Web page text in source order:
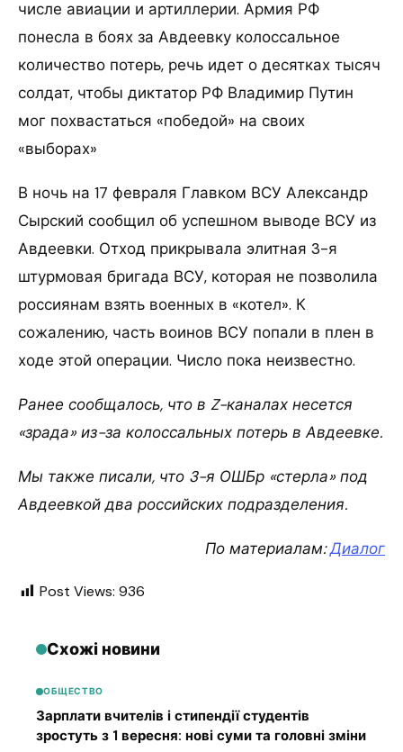
числе авиации и артиллерии. Армия РФ
понесла в боях за Авдеевку колоссальное
количество потерь, речь идет о десятках тысяч
солдат, чтобы диктатор РФ Владимир Путин
мог похвастаться «победой» на своих
«выборах»
В ночь на 17 февраля Главком ВСУ Александр
Сырский сообщил об успешном выводе ВСУ из
Авдеевки. Отход прикрывала элитная 3-я
штурмовая бригада ВСУ, которая не позволила
россиянам взять военных в «котел». К
сожалению, часть воинов ВСУ попали в плен в
ходе этой операции. Число пока неизвестно.
Ранее сообщалось, что в Z-каналах несется
«зрада» из-за колоссальных потерь в Авдеевке.
Мы также писали, что 3-я ОШБр «стерла» под
Авдеевкой два российских подразделения.
По материалам:Диалог
Post Views: 936
Схожі новини
ОБЩЕСТВО
Зарплати вчителів і стипендії студентів
зростуть з 1 вересня: нові суми та головні зміни